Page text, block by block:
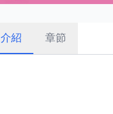
介紹 章節